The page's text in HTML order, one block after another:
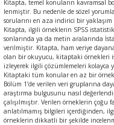
Kitapta, temel konuların kavramsal
lenmiştir. Bu nedenle de sözel
sorularını en aza indirici bir
Kitapta, ilgili örneklerin SPSS
sonlarında ya da metin aralarında
verilmiştir. Kitapta, ham veriye
olan bir okuyucu, kitaptaki örnekleri
izleyerek ilgili çözümlemeleri kolayca
Kitaptaki tüm konular en az bir
Bölüm 1’de verilen veri gruplarına
araştırma bulgusunu nasıl
çalışılmıştır. Verilen örneklerin
anlatılmamış bilgileri içerdiğinden,
örneklerin dikkatli bir şekilde